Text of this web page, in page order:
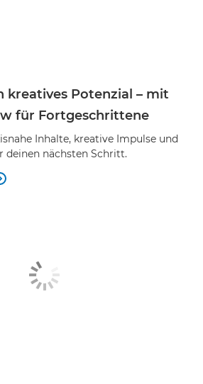
kreatives Potenzial – mit
für Fortgeschrittene
Inhalte, kreative Impulse und
deinen nächsten Schritt.